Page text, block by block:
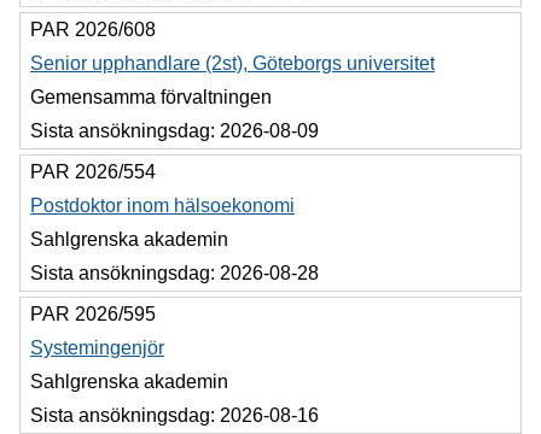
PAR 2026/608
Senior upphandlare (2st), Göteborgs universitet
Gemensamma förvaltningen
Sista ansökningsdag: 2026-08-09
PAR 2026/554
Postdoktor inom hälsoekonomi
Sahlgrenska akademin
Sista ansökningsdag: 2026-08-28
PAR 2026/595
Systemingenjör
Sahlgrenska akademin
Sista ansökningsdag: 2026-08-16